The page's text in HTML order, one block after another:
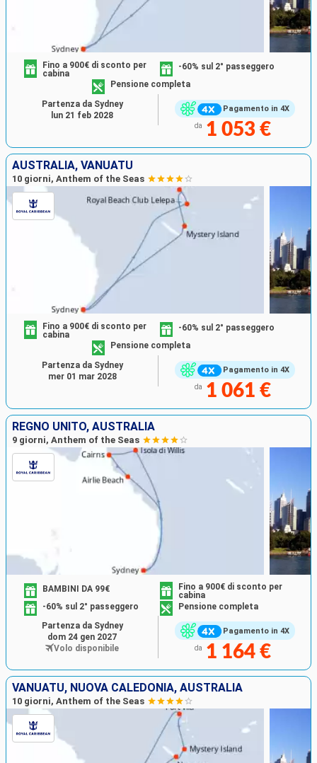
Pagamento in 4X
Fino a 900€ di sconto per
cabina
-60% sul 2° passeggero
Pensione completa
da 1 053 €
Partenza da Sydney
lun 21 feb 2028
AUSTRALIA, VANUATU
10 giorni, Anthem of the Seas
Pagamento in 4X
Fino a 900€ di sconto per
cabina
-60% sul 2° passeggero
Pensione completa
da 1 061 €
Partenza da Sydney
mer 01 mar 2028
REGNO UNITO, AUSTRALIA
9 giorni, Anthem of the Seas
Pagamento in 4X
BAMBINI DA 99€
Fino a 900€ di sconto per
cabina
-60% sul 2° passeggero
Pensione completa
da 1 164 €
Partenza da Sydney
dom 24 gen 2027
Volo disponibile
VANUATU, NUOVA CALEDONIA, AUSTRALIA
10 giorni, Anthem of the Seas